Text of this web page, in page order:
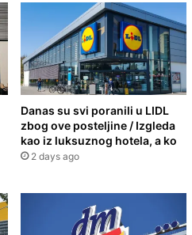
Danas su svi poranili u LIDL
zbog ove posteljine / Izgleda
kao iz luksuznog hotela, a ko
2 days ago